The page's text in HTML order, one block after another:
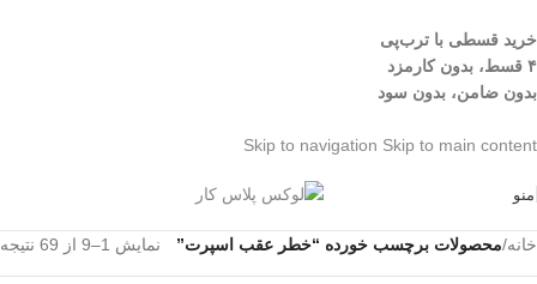
خرید قسطی با ترب‌پی
۴ قسط، بدون کارمزد
بدون ضامن، بدون سود
Skip to navigation Skip to main content
منو
خانه/محصولات برچسب خورده “خطر عقب اسپرت” نمایش 1–9 از 69 نتیجه